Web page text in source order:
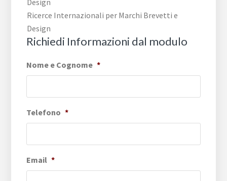
Ricerce Internazionali per Marchi Brevetti e
Design
Richiedi Informazioni dal modulo
Nome e Cognome *
Telefono *
Email *